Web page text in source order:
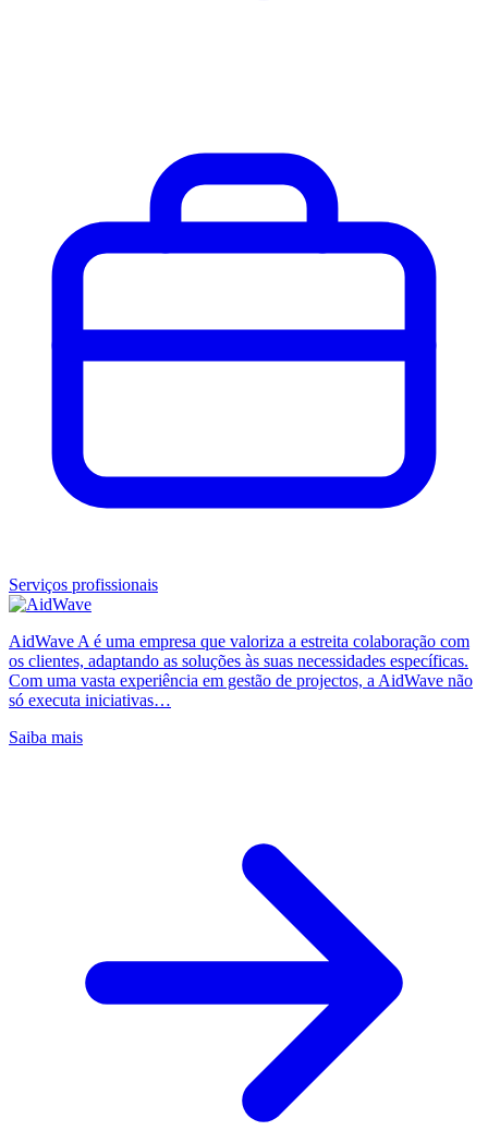
Serviços profissionais
AidWave A é uma empresa que valoriza a estreita colaboração com
os clientes, adaptando as soluções às suas necessidades específicas.
Com uma vasta experiência em gestão de projectos, a AidWave não
só executa iniciativas…
Saiba mais